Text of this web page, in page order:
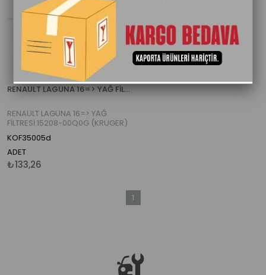
RENAULT LAGUNA 16=> YAĞ FİLTRESİ 15208-00Q0G (KRUGER)
RENAULT LAGUNA 16=> YAĞ
FİLTRESİ 15208-00Q0G (KRUGER)
KOF35005d
ADET
₺133,26
1